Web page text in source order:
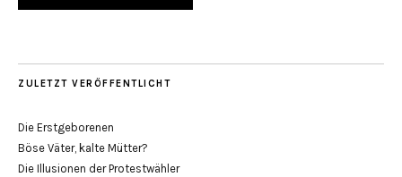
ZULETZT VERÖFFENTLICHT
Die Erstgeborenen
Böse Väter, kalte Mütter?
Die Illusionen der Protestwähler